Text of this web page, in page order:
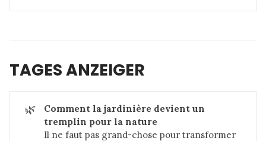
TAGES ANZEIGER
🌿
Comment la jardinière devient un
tremplin pour la nature
Il ne faut pas grand-chose pour transformer